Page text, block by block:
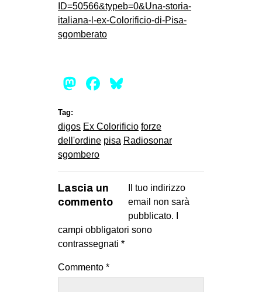
ID=50566&typeb=0&Una-storia-
italiana-l-ex-Colorificio-di-Pisa-
sgomberato
Mastodon
Facebook
Tag:
digos Ex Colorificio forze
dell'ordine pisa Radiosonar
sgombero
Lascia un
commento
Il tuo indirizzo
email non sarà
pubblicato.
campi obbligatori sono
contrassegnati *
Commento *